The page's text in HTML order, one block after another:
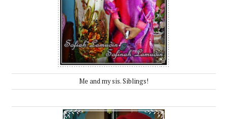
Me and my sis. Siblings!